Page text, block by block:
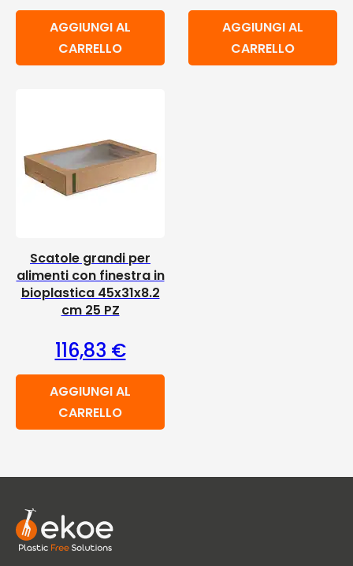
AGGIUNGI AL
CARRELLO
AGGIUNGI AL
CARRELLO
Scatole grandi per
alimenti con finestra in
bioplastica 45x31x8.2
cm 25 PZ
116,83 €
AGGIUNGI AL
CARRELLO